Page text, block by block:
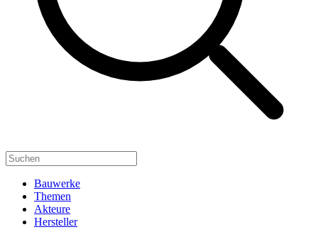
Bauwerke
Themen
Akteure
Hersteller